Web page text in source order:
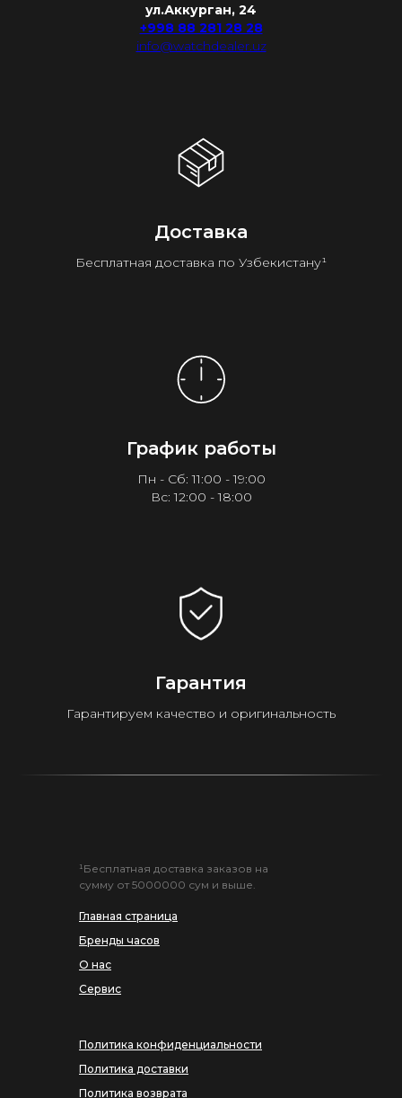
ул.Аккурган, 24
+998 88 281 28 28
info@watchdealer.uz
Доставка
Бесплатная доставка по Узбекистану¹
График работы
Пн - Сб: 11:00 - 19:00
Вс: 12:00 - 18:00
Гарантия
Гарантируем качество и оригинальность
Главная страница
Бренды часов
О нас
Сервис
¹Бесплатная доставка заказов на
сумму от 5000000 сум и выше.
Политика конфиденциальности
Политика доставки
Политика возврата